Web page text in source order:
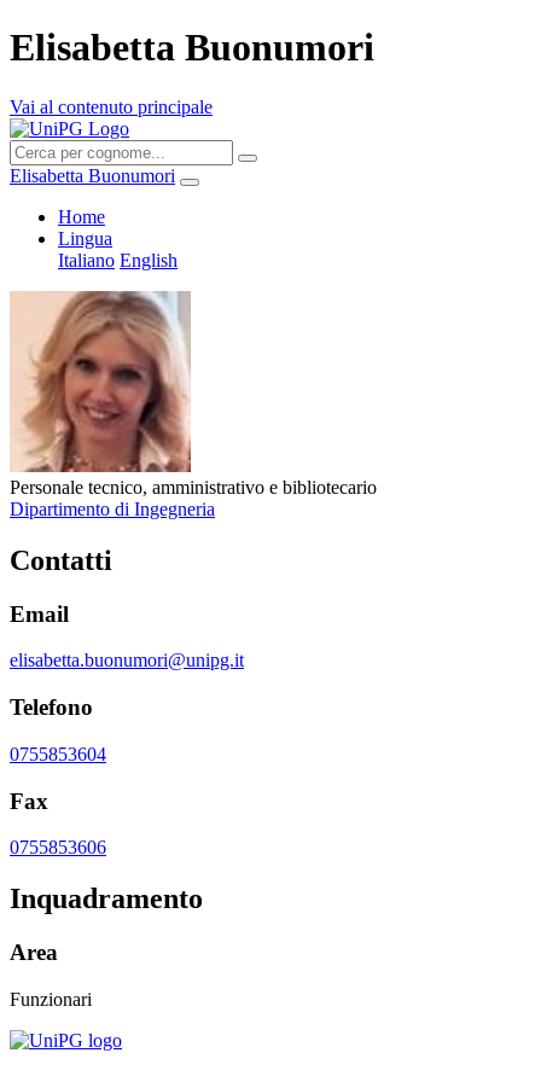
Elisabetta Buonumori
Vai al contenuto principale
Elisabetta Buonumori
Home
Lingua
Italiano English
Personale tecnico, amministrativo e bibliotecario
Dipartimento di Ingegneria
Contatti
Email
elisabetta.buonumori@unipg.it
Telefono
0755853604
Fax
0755853606
Inquadramento
Area
Funzionari